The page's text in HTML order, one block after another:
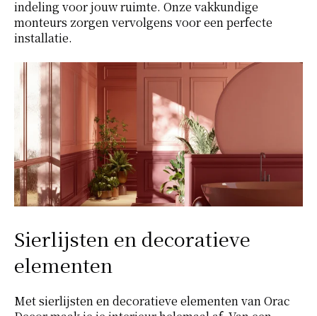
indeling voor jouw ruimte. Onze vakkundige
monteurs zorgen vervolgens voor een perfecte
installatie.
Sierlijsten en decoratieve
elementen
Met sierlijsten en decoratieve elementen van Orac